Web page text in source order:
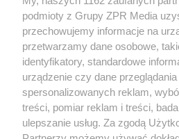
Żaden utwór zamieszczony w serwisie nie
rozpowszechniany lub dalej
także elektroniczny lub mechaniczny) na
jakiejkolwiek formie, włącznie z
podmioty z Grupy ZPR Media
przechowujemy informacje na
przetwarzamy dane osobowe,
identyfikatory, standardowe
urządzenie czy dane
spersonalizowanych reklam,
treści, pomiar reklam i treści,
ulepszanie usług. Za zgodą